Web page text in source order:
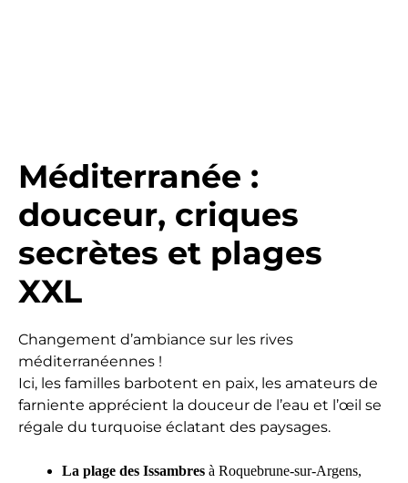
Méditerranée :
douceur, criques
secrètes et plages
XXL
Changement d’ambiance sur les rives
méditerranéennes !
Ici, les familles barbotent en paix, les amateurs de
farniente apprécient la douceur de l’eau et l’œil se
régale du turquoise éclatant des paysages.
La plage des Issambres à Roquebrune-sur-Argens,